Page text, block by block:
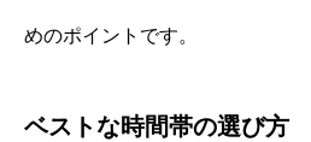
めのポイントです。
ベストな時間帯の選び方